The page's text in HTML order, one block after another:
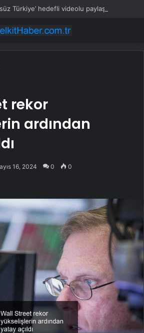
Türkiye’ hedefli videolu paylaşım
rekor
ardından
16, 2024 0 0